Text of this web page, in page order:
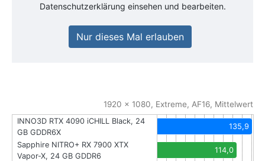
Datenschutzerklärung einsehen und bearbeiten.
Nur dieses Mal erlauben
1920 x 1080, Extreme, AF16, Mittelwert
INNO3D RTX 4090 iCHILL Black, 24
GB GDDR6X
135,9
Sapphire NITRO+ RX 7900 XTX
Vapor-X, 24 GB GDDR6
114,0